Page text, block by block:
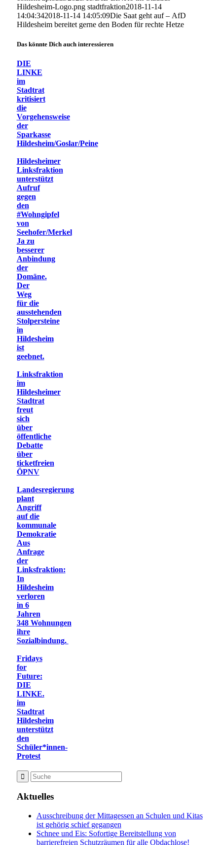
Hildesheim-Logo.png stadtfraktion2018-11-14
14:04:342018-11-14 14:05:09Die Saat geht auf – AfD
Hildesheim bereitet gerne den Boden für rechte Hetze
Das könnte Dich auch interessieren
DIE
LINKE
im
Stadtrat
kritisiert
die
Vorgehensweise
der
Sparkasse
Hildesheim/Goslar/Peine
Hildesheimer
Linksfraktion
unterstützt
Aufruf
gegen
den
#Wohngipfel
von
Seehofer/Merkel
Ja zu
besserer
Anbindung
der
Domäne.
Der
Weg
für die
ausstehenden
Stolpersteine
in
Hildesheim
ist
geebnet.
Linksfraktion
im
Hildesheimer
Stadtrat
freut
sich
über
öffentliche
Debatte
über
ticketfreien
ÖPNV
Landesregierung
plant
Angriff
auf die
kommunale
Demokratie
Aus
Anfrage
der
Linksfraktion:
In
Hildesheim
verloren
in 6
Jahren
348 Wohnungen
ihre
Sozialbindung.
Fridays
for
Future:
DIE
LINKE.
im
Stadtrat
Hildesheim
unterstützt
den
Schüler*innen-
Protest
Aktuelles
Ausschreibung der Mittagessen an Schulen und Kitas
ist gehörig schief gegangen
Schnee und Eis: Sofortige Bereitstellung von
barrierefreien Schutzräumen für alle Obdachlose!